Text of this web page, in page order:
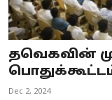
தவெகவின்
Dec 2, 2024